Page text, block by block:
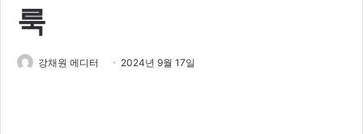
룩
강채원 에디터 2024년 9월 17일